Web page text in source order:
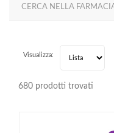
680 prodotti trovati
Visualizza: